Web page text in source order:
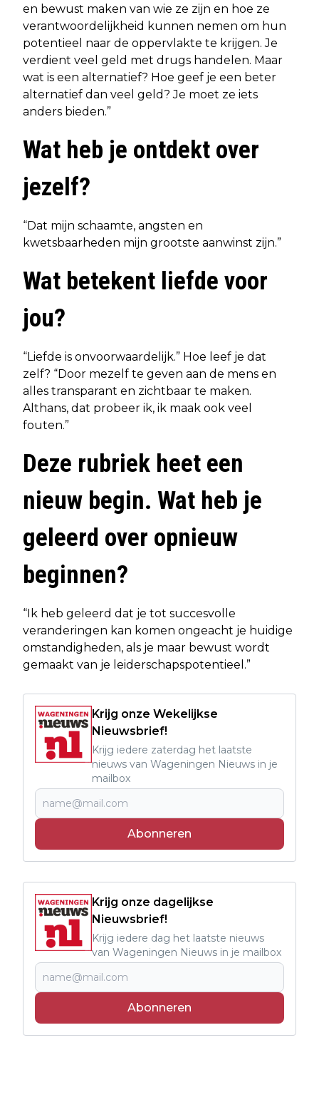
en bewust maken van wie ze zijn en hoe ze
verantwoordelijkheid kunnen nemen om hun
potentieel naar de oppervlakte te krijgen. Je
verdient veel geld met drugs handelen. Maar
wat is een alternatief? Hoe geef je een beter
alternatief dan veel geld? Je moet ze iets
anders bieden.”
Wat heb je ontdekt over
jezelf?
“Dat mijn schaamte, angsten en
kwetsbaarheden mijn grootste aanwinst zijn.”
Wat betekent liefde voor
jou?
“Liefde is onvoorwaardelijk.” Hoe leef je dat
zelf? “Door mezelf te geven aan de mens en
alles transparant en zichtbaar te maken.
Althans, dat probeer ik, ik maak ook veel
fouten.”
Deze rubriek heet een
nieuw begin. Wat heb je
geleerd over opnieuw
beginnen?
“Ik heb geleerd dat je tot succesvolle
veranderingen kan komen ongeacht je huidige
omstandigheden, als je maar bewust wordt
gemaakt van je leiderschapspotentieel.”
Krijg onze Wekelijkse
Nieuwsbrief!
Krijg iedere zaterdag het laatste
nieuws van Wageningen Nieuws in je
mailbox
Abonneren
Krijg onze dagelijkse
Nieuwsbrief!
Krijg iedere dag het laatste nieuws
van Wageningen Nieuws in je mailbox
Abonneren